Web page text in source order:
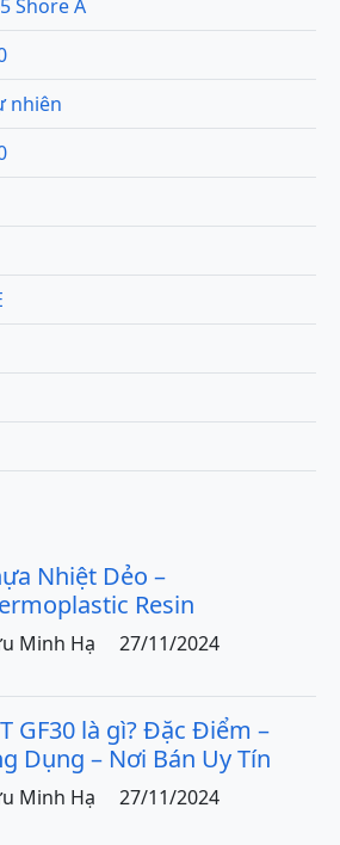
Shore A
nhiên
Nhiệt Dẻo –
Resin
Minh Hạ 27/11/2024
GF30 là gì? Đặc Điểm –
Dụng – Nơi Bán Uy Tín
Minh Hạ 27/11/2024